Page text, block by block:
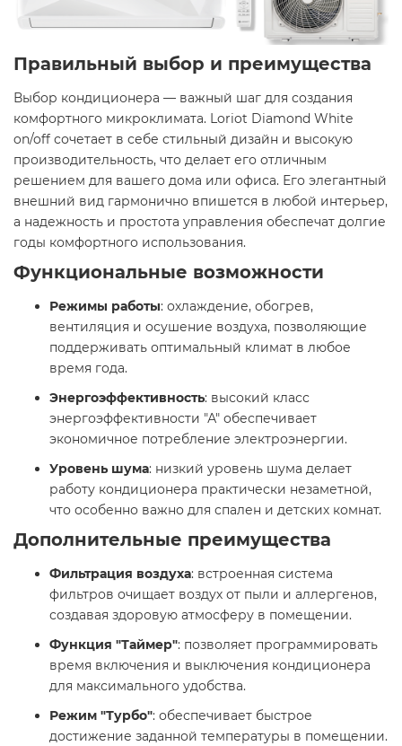
Правильный выбор и преимущества
Выбор кондиционера — важный шаг для создания
комфортного микроклимата. Loriot Diamond White
on/off сочетает в себе стильный дизайн и высокую
производительность, что делает его отличным
решением для вашего дома или офиса. Его элегантный
внешний вид гармонично впишется в любой интерьер,
а надежность и простота управления обеспечат долгие
годы комфортного использования.​
Функциональные возможности
Режимы работы: охлаждение, обогрев,
вентиляция и осушение воздуха, позволяющие
поддерживать оптимальный климат в любое
время года.​
Энергоэффективность: высокий класс
энергоэффективности "А" обеспечивает
экономичное потребление электроэнергии.​
Уровень шума: низкий уровень шума делает
работу кондиционера практически незаметной,
что особенно важно для спален и детских комнат.​
Дополнительные преимущества
Фильтрация воздуха: встроенная система
фильтров очищает воздух от пыли и аллергенов,
создавая здоровую атмосферу в помещении.​
Функция "Таймер": позволяет программировать
время включения и выключения кондиционера
для максимального удобства.​
Режим "Турбо": обеспечивает быстрое
достижение заданной температуры в помещении.​